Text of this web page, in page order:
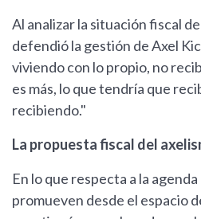
Al analizar la situación fiscal
defendió la gestión de Axel
viviendo con lo propio, no
es más, lo que tendría que
recibiendo."
La propuesta fiscal del
En lo que respecta a la
promueven desde el espacio